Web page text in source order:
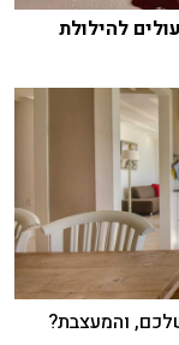
להילולת
והמעצבת?